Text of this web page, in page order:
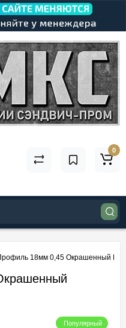
0
18мм 0,45 Окрашенный
Популярный